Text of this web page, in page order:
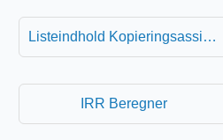
Listeindhold Kopieringsassistent
IRR Beregner